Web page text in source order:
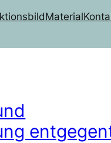
Material